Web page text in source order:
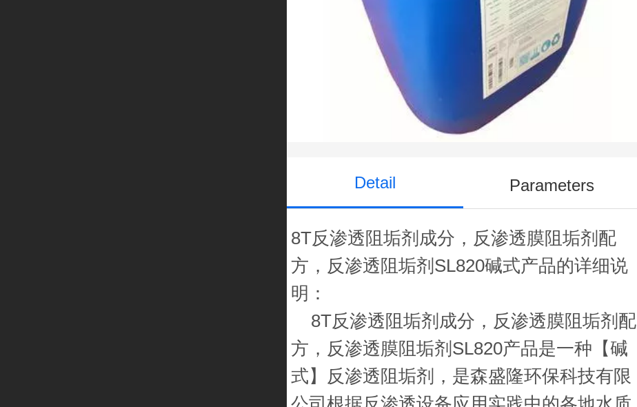
8T反渗透阻垢剂成分，反渗透膜阻垢剂配方
Detail Parameters
8T反渗透阻垢剂成分，反渗透膜阻垢剂配
方，反渗透阻垢剂SL820碱式产品的详细说
明：
8T反渗透阻垢剂成分，反渗透膜阻垢剂配
方，反渗透膜阻垢剂SL820产品是一种【碱
式】反渗透阻垢剂，是森盛隆环保科技有限